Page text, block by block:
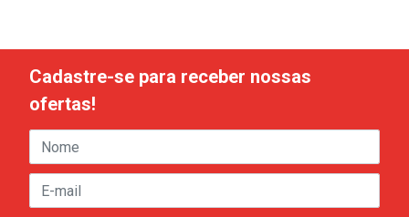
Cadastre-se para receber nossas
ofertas!